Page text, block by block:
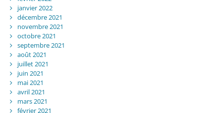
janvier 2022
décembre 2021
novembre 2021
octobre 2021
septembre 2021
août 2021
juillet 2021
juin 2021
mai 2021
avril 2021
mars 2021
février 2021